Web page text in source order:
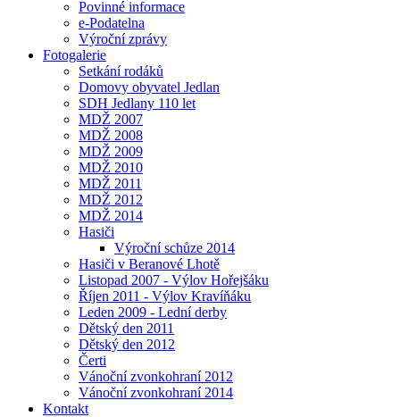
Povinné informace
e-Podatelna
Výroční zprávy
Fotogalerie
Setkání rodáků
Domovy obyvatel Jedlan
SDH Jedlany 110 let
MDŽ 2007
MDŽ 2008
MDŽ 2009
MDŽ 2010
MDŽ 2011
MDŽ 2012
MDŽ 2014
Hasiči
Výroční schůze 2014
Hasiči v Beranové Lhotě
Listopad 2007 - Výlov Hořejšáku
Říjen 2011 - Výlov Kravíňáku
Leden 2009 - Lední derby
Dětský den 2011
Dětský den 2012
Čerti
Vánoční zvonkohraní 2012
Vánoční zvonkohraní 2014
Kontakt